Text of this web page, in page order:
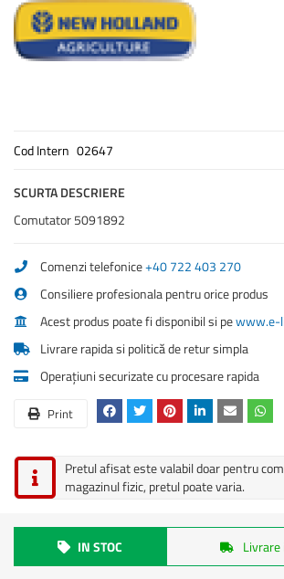
Cod Intern 02647
SCURTA DESCRIERE
Comutator 5091892
Comenzi telefonice+40 722 403 270
Consiliere profesionala pentru orice produs
Acest produs poate fi disponibil si pewww.e-
Livrare rapida si politică de retur simpla
Operațiuni securizate cu procesare rapida
Print
Pretul afisat este valabil doar pentru
magazinul fizic, pretul poate varia.
IN STOC